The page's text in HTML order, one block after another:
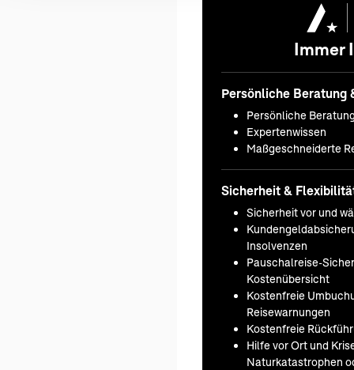
Immer
Persönliche Beratung
Persönliche
Expertenwissen
Maßgeschneiderte
Sicherheit &
Sicherheit vor und
Insolvenzen
Pauschalreise-
Kostenübersicht
Kostenfreie
Reisewarnungen
Kostenfreie
Hilfe vor Ort und
Naturkatastrophen